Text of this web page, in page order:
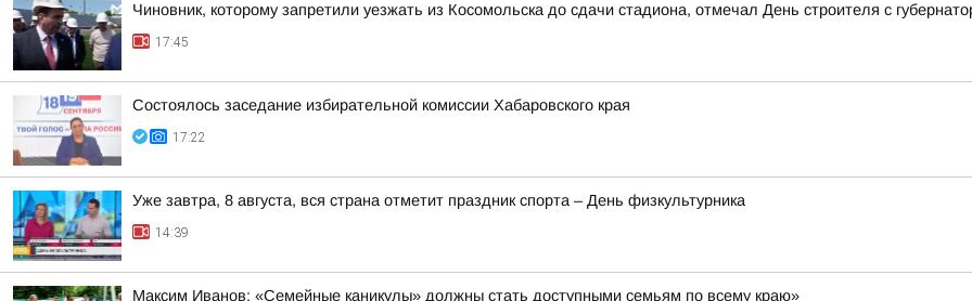
Чиновник, которому запретили уезжать из Косомольска до сдачи стадиона, отмечал День строителя с
17:45
Состоялось заседание избирательной комиссии Хабаровского края
17:22
Уже завтра, 8 августа, вся страна отметит праздник спорта – День физкультурника
14:39
Максим Иванов: «Семейные каникулы» должны стать доступными семьям по всему краю»